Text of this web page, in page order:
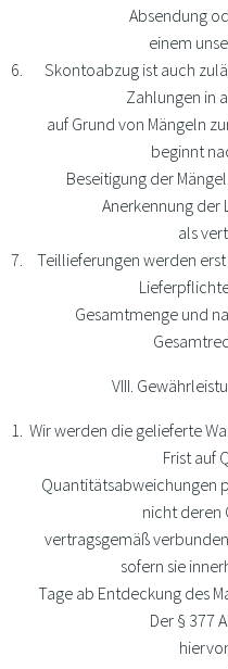
Absendung
einem
Skontoabzug ist auch
Zahlungen in
auf Grund von Mängeln
beginnt
Beseitigung der
Anerkennung der
als
Teillieferungen werden
Gesamtmenge und
VIII.
Wir werden die gelieferte
Frist auf
Quantitätsabweichungen
nicht deren
vertragsgemäß
sofern sie
Tage ab Entdeckung des
Der § 377